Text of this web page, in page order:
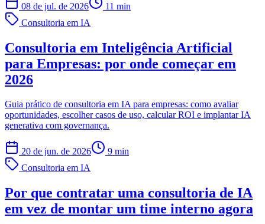
08 de jul. de 2026 11 min
Consultoria em IA
Consultoria em Inteligência Artificial
para Empresas: por onde começar em
2026
Guia prático de consultoria em IA para empresas: como avaliar
oportunidades, escolher casos de uso, calcular ROI e implantar IA
generativa com governança.
20 de jun. de 2026 9 min
Consultoria em IA
Por que contratar uma consultoria de IA
em vez de montar um time interno agora